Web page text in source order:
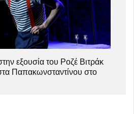
εξουσία του Ροζέ Βιτράκ
Παπακωνσταντίνου στο